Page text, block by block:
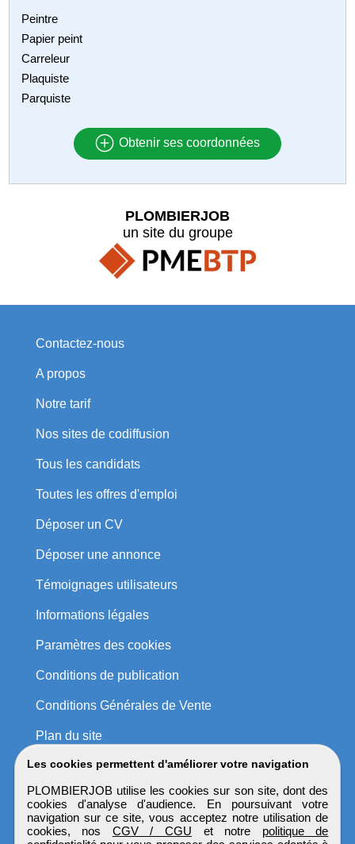
Peintre
Papier peint
Carreleur
Plaquiste
Parquiste
Obtenir ses coordonnées
Les cookies permettent d'améliorer votre navigation
PLOMBIERJOB utilise les cookies sur son site, dont des
cookies d'analyse d'audience. En poursuivant votre
navigation sur ce site, vous acceptez notre utilisation de
cookies, nos CGV / CGU et notre politique de
PLOMBIERJOB
un site du groupe
Contactez-nous
A propos
Notre tarif
Nos sites de codiffusion
Tous les candidats
Toutes les offres d'emploi
Déposer un CV
Déposer une annonce
Témoignages utilisateurs
Informations légales
Paramètres des cookies
Conditions de publication
Conditions Générales de Vente
Plan du site